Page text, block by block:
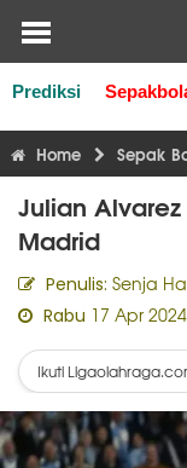
Prediksi
Liga Inggris Liga
Home Sepak
Julian Alvarez
Madrid
Penulis: Senja
Rabu 17 Apr
Ikuti